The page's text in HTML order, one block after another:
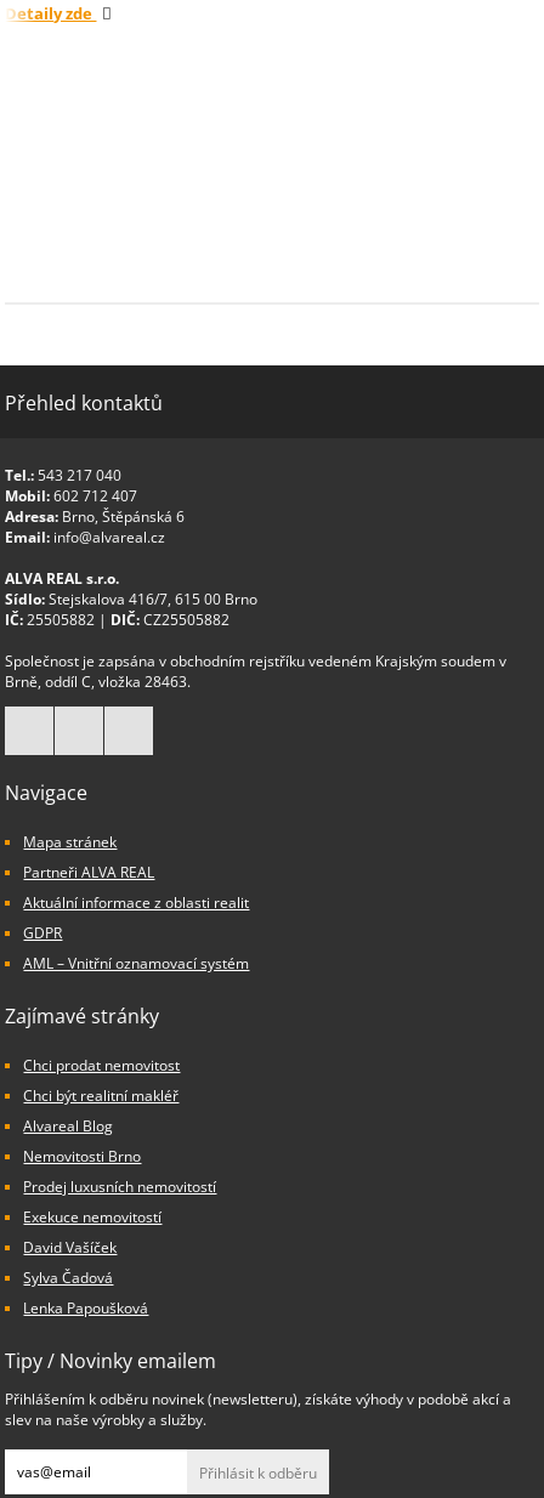
Detaily zde
Přehled kontaktů
Tel.:543 217 040
Mobil:602 712 407
Adresa: Brno, Štěpánská 6
Email: info@alvareal.cz
ALVA REAL s.r.o.
Sídlo:Stejskalova 416/7, 615 00 Brno
IČ:25505882 | DIČ:CZ25505882
Společnost je zapsána v obchodním rejstříku vedeném Krajským soudem v
Brně, oddíl C, vložka 28463.
Navigace
Mapa stránek
Partneři ALVA REAL
Aktuální informace z oblasti realit
GDPR
AML – Vnitřní oznamovací systém
Zajímavé stránky
Chci prodat nemovitost
Chci být realitní makléř
Alvareal Blog
Nemovitosti Brno
Prodej luxusních nemovitostí
Exekuce nemovitostí
David Vašíček
Sylva Čadová
Lenka Papoušková
Tipy / Novinky emailem
Přihlášením k odběru novinek (newsletteru), získáte výhody v podobě akcí a
slev na naše výrobky a služby.
Přihlásit k odběru